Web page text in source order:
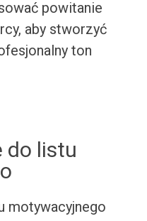
powitanie
aby stworzyć
ton
do listu
motywacyjnego